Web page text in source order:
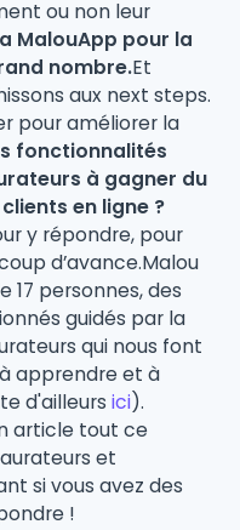
ou non leur
MalouApp pour la
nombre.Et
aux next steps.
pour améliorer la
fonctionnalités
à gagner du
en ligne ?
y répondre, pour
d’avance.Malou
17 personnes, des
guidés par la
qui nous font
apprendre et à
d'ailleursici).
article tout ce
et
si vous avez des
!